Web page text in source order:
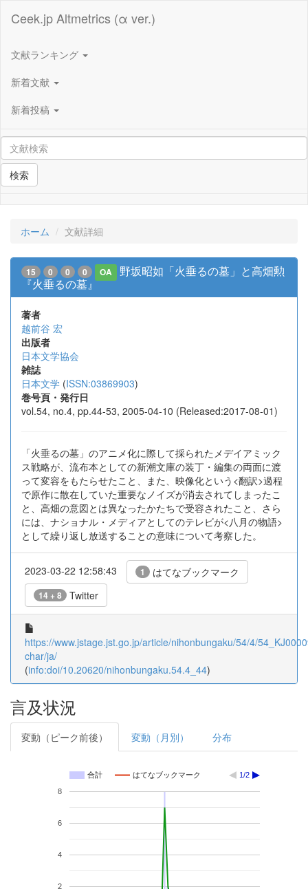
Ceek.jp Altmetrics (α ver.)
文献ランキング
新着文献
新着投稿
検索
ホーム 文献詳細
15 0 0 0 OA
野坂昭如「火垂るの墓」と高畑勲
『火垂るの墓』
著者
越前谷 宏
出版者
日本文学協会
雑誌
日本文学 (ISSN:03869903)
巻号頁・発行日
vol.54, no.4, pp.44-53, 2005-04-10 (Released:2017-08-01)
「火垂るの墓」のアニメ化に際して採られたメデイアミック
ス戦略が、流布本としての新潮文庫の装丁・編集の両面に渡
って変容をもたらせたこと、また、映像化という<翻訳>過程
で原作に散在していた重要なノイズが消去されてしまったこ
と、高畑の意図とは異なったかたちで受容されたこと、さら
には、ナショナル・メディアとしてのテレビが<八月の物語>
として繰り返し放送することの意味について考察した。
2023-03-22 12:58:43 1 はてなブックマーク
14 + 8 Twitter
https://www.jstage.jst.go.jp/article/nihonbungaku/54/4/
char/ja/
(info:doi/10.20620/nihonbungaku.54.4_44)
言及状況
変動（ピーク前後） 変動（月別） 分布
合計 はてなブックマーク 1/2
2
4
6
8